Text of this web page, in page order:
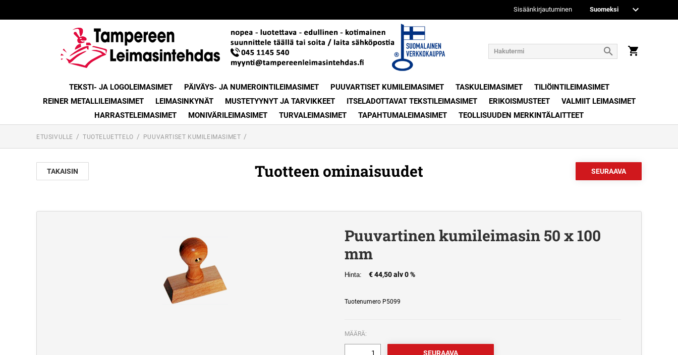
Sisäänkirjautuminen
TEKSTI- JA LOGOLEIMASIMET PÄIVÄYS- JA NUMEROINTILEIMASIMET PUUVARTISET KUMILEIMASIMET TASKULEIMASIMET
TILIÖINTILEIMASIMET
REINER METALLILEIMASIMET
LEIMASINKYNÄT MUSTETYYNYT JA TARVIKKEET ITSELADOTTAVAT TEKSTILEIMASIMET ERIKOISMUSTEET
VALMIIT LEIMASIMET
HARRASTELEIMASIMET
MONIVÄRILEIMASIMET TURVALEIMASIMET TAPAHTUMALEIMASIMET TEOLLISUUDEN MERKINTÄLAITTEET
ETUSIVULLE TUOTELUETTELO PUUVARTISET KUMILEIMASIMET
TAKAISIN Tuotteen ominaisuudet
Puuvartinen kumileimasin 50 x 100
mm
Hinta: € 44,50 alv 0 %
Tuotenumero P5099
MÄÄRÄ: